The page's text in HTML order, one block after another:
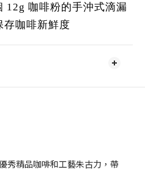
12g 咖啡粉的手沖式滴漏
存咖啡新鮮度
秀精品咖啡和工藝朱古力，帶